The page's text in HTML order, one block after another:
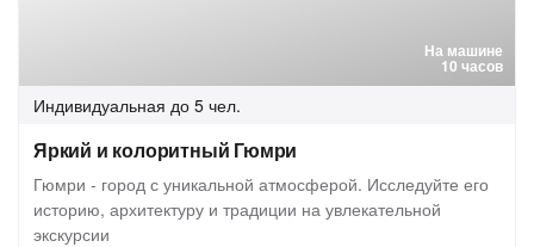
На машине
10 часов
Индивидуальная до 5 чел.
Яркий и колоритный Гюмри
Гюмри - город с уникальной атмосферой. Исследуйте его
историю, архитектуру и традиции на увлекательной
экскурсии